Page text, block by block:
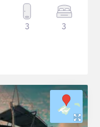
3 3